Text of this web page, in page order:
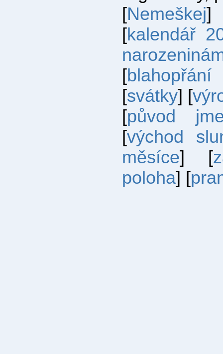
[Nemeškej]
[kalendář
[
[svátky] [
[původ
[východ
měsíce] [
poloha] [